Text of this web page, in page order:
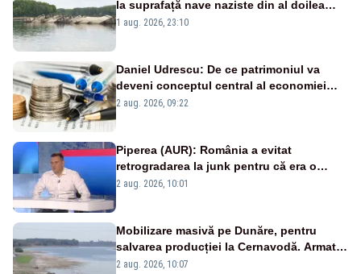
la suprafață nave naziste din al doilea
război mondial
1 aug. 2026, 23:10
Daniel Udrescu: De ce patrimoniul va
deveni conceptul central al economiei
viitoare?
2 aug. 2026, 09:22
Piperea (AUR): România a evitat
retrogradarea la junk pentru că era o
catastrofă pentru bănci și fondurile de
2 aug. 2026, 10:01
Mobilizare masivă pe Dunăre, pentru
salvarea producției la Cernavodă. Armata
va detona o stâncă și va devia apa
2 aug. 2026, 10:07